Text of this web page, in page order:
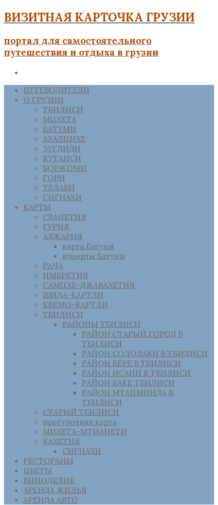
ВИЗИТНАЯ КАРТОЧКА ГРУЗИИ
портал для самостоятельного
путешествия и отдыха в грузии
ПУТЕВОДИТЕЛИ
О ГРУЗИИ
ТБИЛИСИ
МЦХЕТА
БАТУМИ
АХАЛЦИХЕ
ЗУГДИДИ
КУТАИСИ
БОРЖОМИ
ГОРИ
ТЕЛАВИ
СИГНАХИ
КАРТЫ
СВАНЕТИЯ
ГУРИЯ
АДЖАРИЯ
карта Батуми
курорты Батуми
РАЧА
ИМЕРЕТИЯ
САМЦХЕ-ДЖАВАХЕТИЯ
ШИДА-КАРТЛИ
КВЕМО-КАРТЛИ
ТБИЛИСИ
РАЙОНЫ ТБИЛИСИ
РАЙОН СТАРЫЙ ГОРОД В
ТБИЛИСИ
РАЙОН СОЛОЛАКИ В ТБИЛИСИ
РАЙОН ВЕРЕ В ТБИЛИСИ
РАЙОН ИСАНИ В ТБИЛИСИ
РАЙОН ВАКЕ ТБИЛИСИ
РАЙОН МТАЦМИНДА В
ТБИЛИСИ
СТАРЫЙ ТБИЛИСИ
прогулочная карта
МЦХЕТА-МТИАНЕТИ
КАХЕТИЯ
СИГНАХИ
РЕСТОРАНЫ
ЦВЕТЫ
ВИНОДЕЛИЕ
АРЕНДА ЖИЛЬЯ
АРЕНДА АВТО